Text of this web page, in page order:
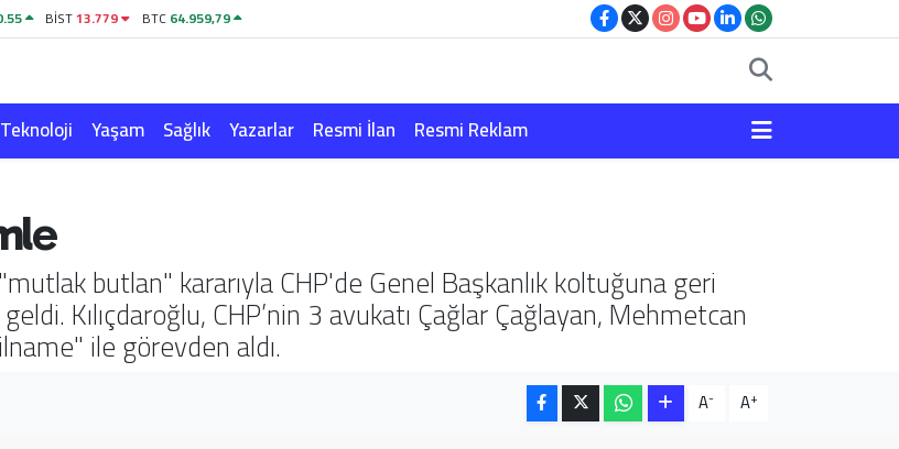
BİST13.779 BTC64.959,79
Teknoloji Yaşam Sağlık Yazarlar Resmi İlan Resmi Reklam
butlan" kararıyla CHP'de Genel Başkanlık koltuğuna geri
Kılıçdaroğlu, CHP’nin 3 avukatı Çağlar Çağlayan, Mehmetcan
ile görevden aldı.
A- A+